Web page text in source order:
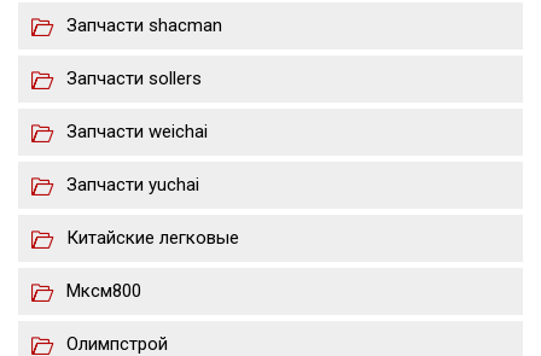
Запчасти shacman
Запчасти sollers
Запчасти weichai
Запчасти yuchai
Китайские легковые
Мксм800
Олимпстрой